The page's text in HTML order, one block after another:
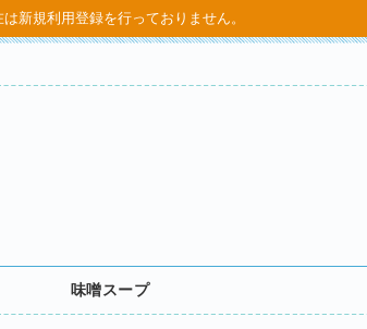
は新規利用登録を行っておりません。
座・オンライン講座 受講
味噌スープ